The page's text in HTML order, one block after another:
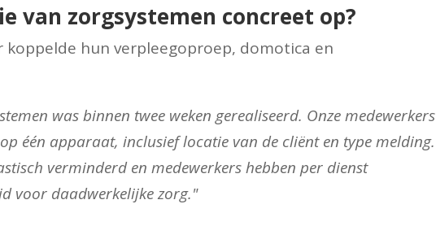
van zorgsystemen concreet op?
koppelde hun verpleegoproep, domotica en
was binnen twee weken gerealiseerd. Onze medewerkers
één apparaat, inclusief locatie van de cliënt en type melding.
verminderd en medewerkers hebben per dienst
voor daadwerkelijke zorg."